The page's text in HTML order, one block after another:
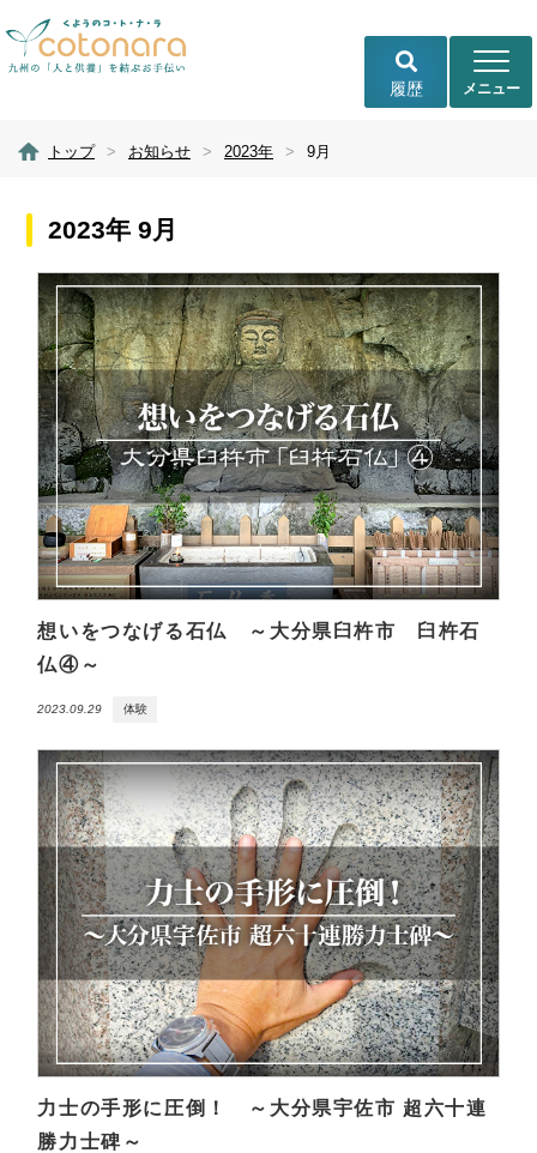
トップ > お知らせ > 2023年 > 9月
2023年 9月
想いをつなげる石仏 ～大分県臼杵市 臼杵石
仏④～
2023.09.29 体験
力士の手形に圧倒！ ～大分県宇佐市 超六十連
勝力士碑～
履歴